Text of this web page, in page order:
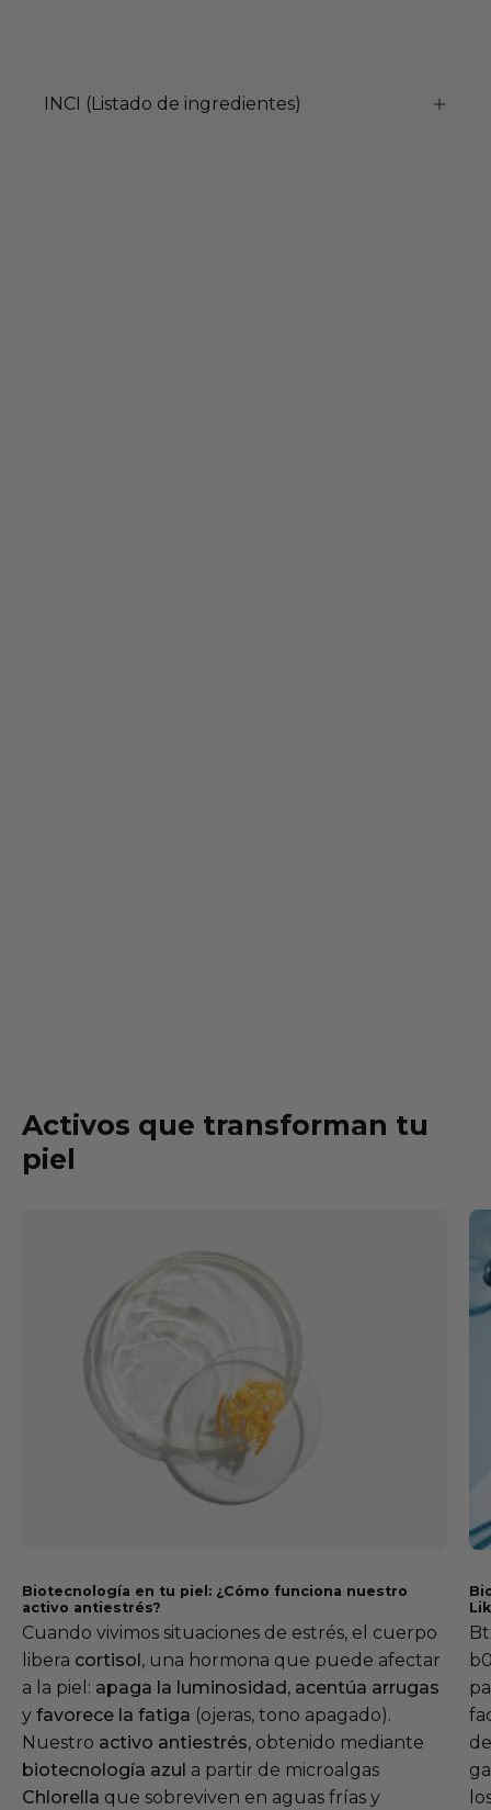
INCI (Listado de ingredientes)
Activos que transforman tu
piel
Biotecnología en tu piel: ¿Cómo funciona nuestro
activo antiestrés?
Cuando vivimos situaciones de estrés, el cuerpo
libera cortisol , una hormona que puede afectar
a la piel: apaga la luminosidad , acentúa arrugas
y favorece la fatiga (ojeras, tono apagado).
Nuestro activo antiestrés, obtenido mediante
biotecnología azul a partir de microalgas
Chlorella que sobreviven en aguas frías y